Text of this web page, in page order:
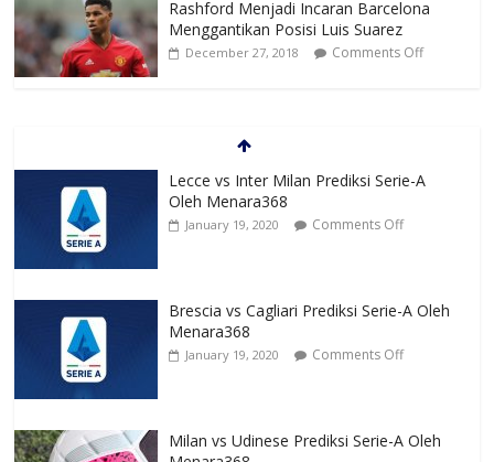
Rashford Menjadi Incaran Barcelona
Menggantikan Posisi Luis Suarez
December 27, 2018 Comments Off
Lecce vs Inter Milan Prediksi Serie-A
Oleh Menara368
January 19, 2020 Comments Off
Brescia vs Cagliari Prediksi Serie-A Oleh
Menara368
January 19, 2020 Comments Off
Milan vs Udinese Prediksi Serie-A Oleh